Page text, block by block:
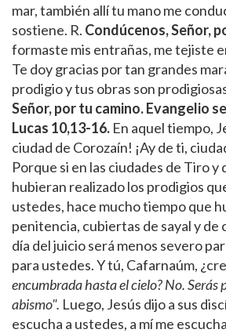
mar, también allí tu mano me
sostiene. R. Condúcenos, Señor,
formaste mis entrañas, me tejiste
Te doy gracias por tan grandes
prodigio y tus obras son
Señor, por tu camino.Evangelio
Lucas 10,13-16. En aquel tiempo,
ciudad de Corozaín! ¡Ay de ti,
Porque si en las ciudades de Tiro y
hubieran realizado los prodigios
ustedes, hace mucho tiempo que
penitencia, cubiertas de sayal y de
día del juicio será menos severo
para ustedes. Y tú, Cafarnaúm,
encumbrada hasta el cielo? No. Serás
abismo". Luego, Jesús dijo a sus
escucha a ustedes, a mí me